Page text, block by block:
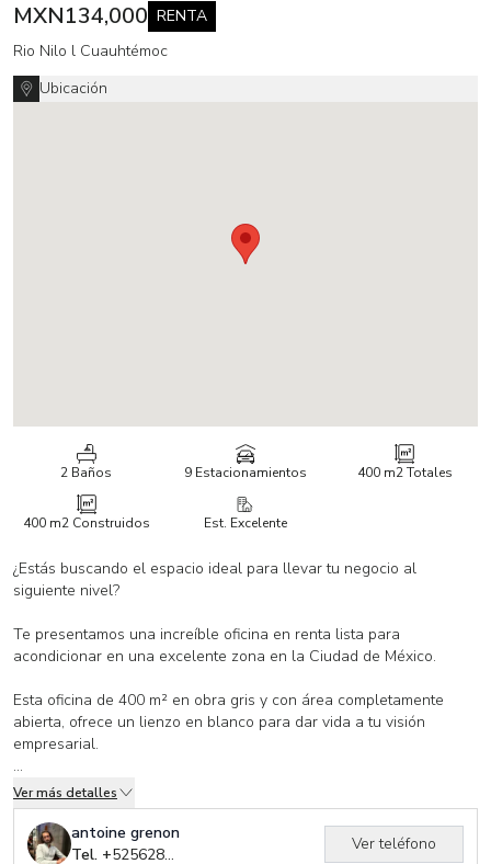
MXN134,000 RENTA
Rio Nilo l Cuauhtémoc
Ubicación
2 Baños 9 Estacionamientos 400 m2Totales
400 m2Construidos Est. Excelente
¿Estás buscando el espacio ideal para llevar tu negocio al
siguiente nivel?
Te presentamos una increíble oficina en renta lista para
acondicionar en una excelente zona en la Ciudad de México.
Esta oficina de 400 m² en obra gris y con área completamente
abierta, ofrece un lienzo en blanco para dar vida a tu visión
empresarial.
Características del Edificio:
• Elevador para personas con discapacidad desde la calle
• Balcones privados
Ver más detalles
antoine grenon
Tel. +525628300694
Ver teléfono